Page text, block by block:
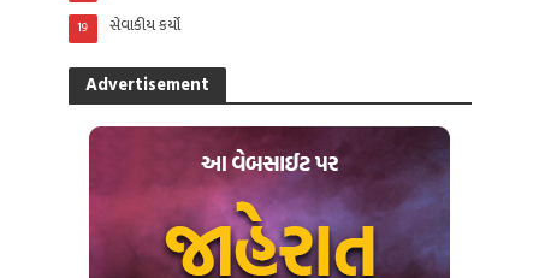
સેવાકીય કર્યો
19
Advertisement